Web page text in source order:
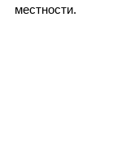
местности.